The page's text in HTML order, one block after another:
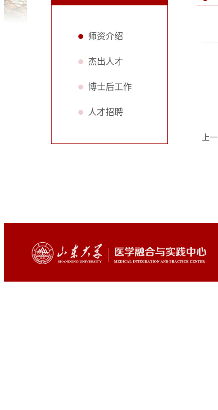
师资介绍
杰出人才
博士后工作
人才招聘
上